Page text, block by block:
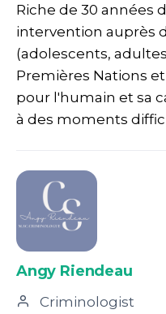
Riche de 30 années
intervention auprès
(adolescents,
Premières Nations
pour l'humain et sa
à des moments
Angy Riendeau
Criminologist